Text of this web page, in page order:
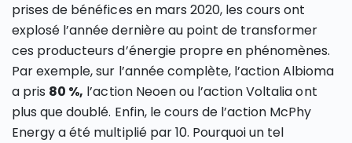
prises de bénéfices en mars 2020, les cours ont
explosé l’année dernière au point de transformer
ces producteurs d’énergie propre en phénomènes.
Par exemple, sur l’année complète, l’action Albioma
a pris 80 %, l’action Neoen ou l’action Voltalia ont
plus que doublé. Enfin, le cours de l’action McPhy
Energy a été multiplié par 10. Pourquoi un tel